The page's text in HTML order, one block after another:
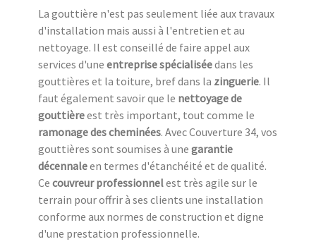
La gouttière n'est pas seulement liée aux travaux
d'installation mais aussi à l'entretien et au
nettoyage. Il est conseillé de faire appel aux
services d'une entreprise spécialiséedans les
gouttières et la toiture, bref dans la zinguerie. Il
faut également savoir que le nettoyage de
gouttièreest très important, tout comme le
ramonage des cheminées. Avec Couverture 34, vos
gouttières sont soumises à une garantie
décennaleen termes d'étanchéité et de qualité.
Ce couvreur professionnelest très agile sur le
terrain pour offrir à ses clients une installation
conforme aux normes de construction et digne
d'une prestation professionnelle.